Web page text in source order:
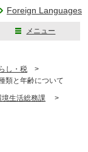
Foreign Languages
メニュー
し・税 >
類と年齢について
境生活総務課 >